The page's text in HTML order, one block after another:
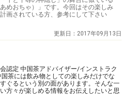
めおちゃ）」です。今回はその楽しみ
画されている方、参考にして下さい
更新日： 2017年09月13日
認定 中国茶アドバイザー/インストラク
茶には飲み物としての楽しみだけでな
ぐるという別の面があります。そんな一
方々が楽しめる情報をお伝えしたいと思